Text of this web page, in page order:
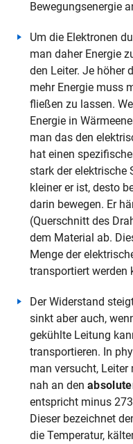
Bewegungsenergie
Um die Elektronen
man daher Energie
den Leiter. Je höher
mehr Energie muss
fließen zu lassen.
Energie in
man das den
hat einen
stark der elektrische
kleiner er ist, desto
darin bewegen. Er
(Querschnitt des
dem Material ab.
Menge der
transportiert werden
Der Widerstand
sinkt aber auch,
gekühlte Leitung
transportieren. In
man versucht,
nah an den
entspricht minus
Dieser bezeichnet
die Temperatur,